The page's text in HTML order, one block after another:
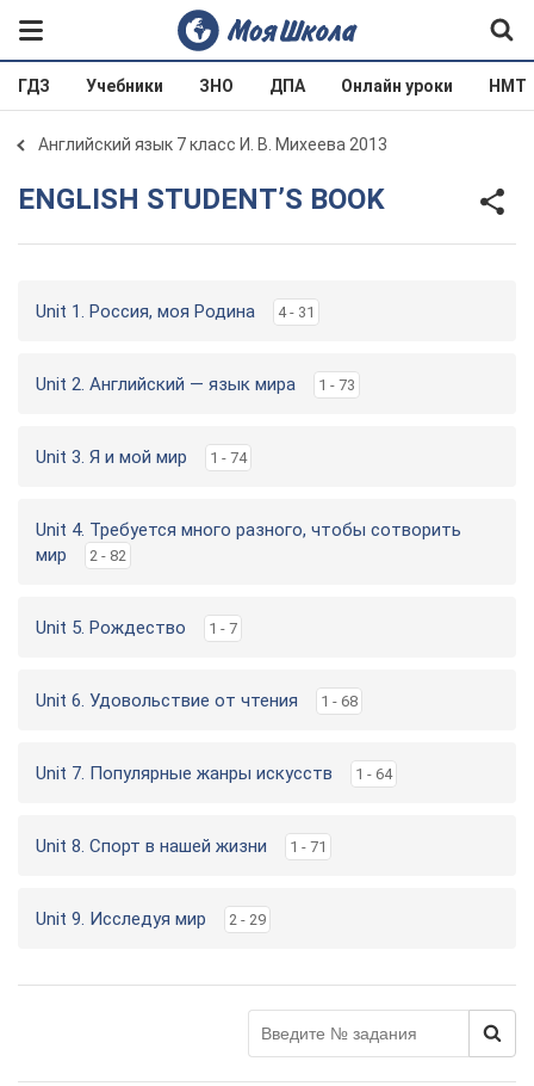
ГДЗ Учебники ЗНО ДПА Онлайн уроки НМТ
Английский язык 7 класс И. В. Михеева 2013
ENGLISH STUDENT’S BOOK
Unit 1. Россия, моя Родина 4 - 31
Unit 2. Английский — язык мира 1 - 73
Unit 3. Я и мой мир 1 - 74
Unit 4. Требуется много разного, чтобы сотворить
мир
2 - 82
Unit 5. Рождество 1 - 7
Unit 6. Удовольствие от чтения 1 - 68
Unit 7. Популярные жанры искусств 1 - 64
Unit 8. Спорт в нашей жизни 1 - 71
Unit 9. Исследуя мир 2 - 29